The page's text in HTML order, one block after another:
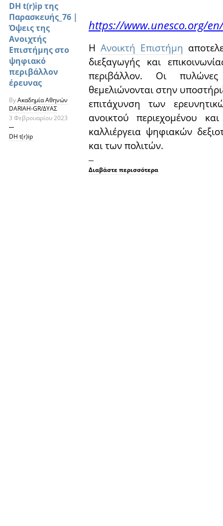
DH t(r)ip της
Παρασκευής_76 |
Όψεις της
Ανοιχτής
Επιστήμης στο
ψηφιακό
περιβάλλον
έρευνας
ByΑκαδημία Αθηνών
DARIAH-GR/ΔΥΑΣ
3 Φεβρουαρίου 2023
DH t(r)ip
https://www.unesco.org/
Η Ανοικτή Επιστήμη
διεξαγωγής και
περιβάλλον. Οι
θεμελιώνονται στην
επιτάχυνση των
ανοικτού περιεχομένου
καλλιέργεια ψηφιακών
και των πολιτών.
Διαβάστε περισσότερα